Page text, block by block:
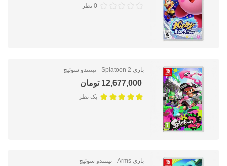
0 نظر
بازی Splatoon 2 - نینتندو سوئیچ
12,677,000 تومان
یک نظر
بازی Arms - نینتندو سوئیچ